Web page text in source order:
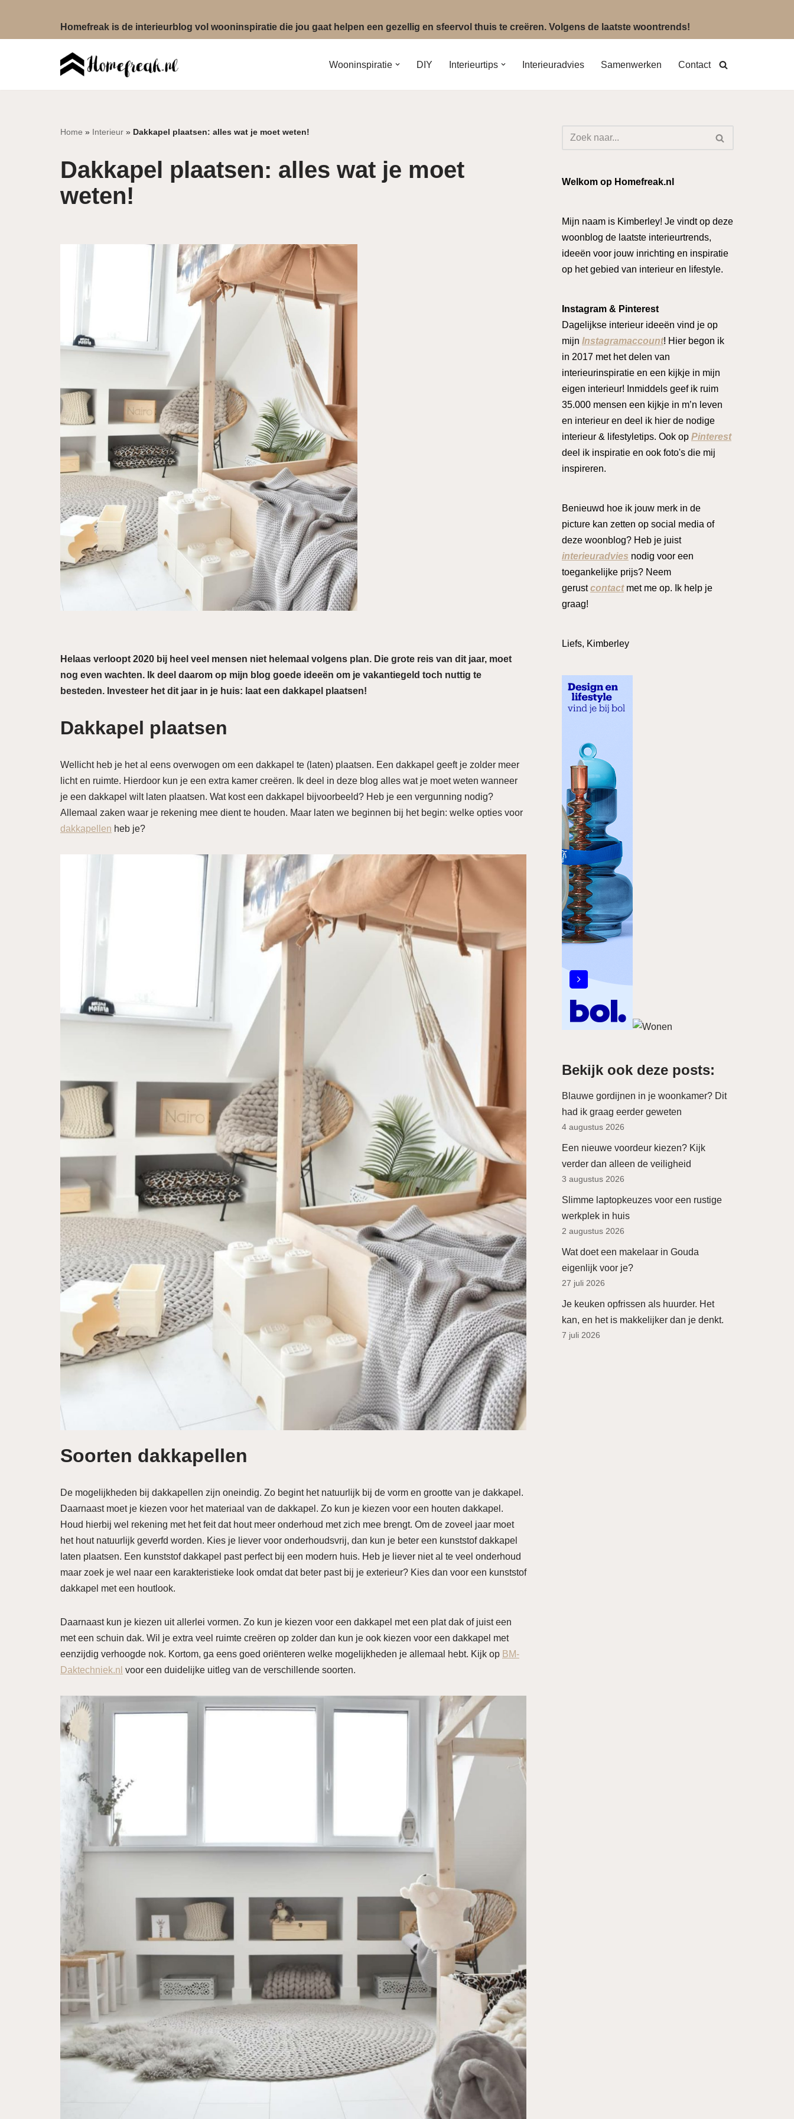
Homefreak is de interieurblog vol wooninspiratie die jou gaat helpen een gezellig en sfeervol thuis te creëren. Volgens de laatste woontrends!
Wooninspiratie DIY Interieurtips Interieuradvies Samenwerken Contact
Home » Interieur » Dakkapel plaatsen: alles wat je moet weten!
Dakkapel plaatsen: alles wat je moet
weten!
Helaas verloopt 2020 bij heel veel mensen niet helemaal volgens plan. Die grote reis van dit jaar, moet
nog even wachten. Ik deel daarom op mijn blog goede ideeën om je vakantiegeld toch nuttig te
besteden. Investeer het dit jaar in je huis: laat een dakkapel plaatsen!
Dakkapel plaatsen
Wellicht heb je het al eens overwogen om een dakkapel te (laten) plaatsen. Een dakkapel geeft je zolder meer
licht en ruimte. Hierdoor kun je een extra kamer creëren. Ik deel in deze blog alles wat je moet weten wanneer
je een dakkapel wilt laten plaatsen. Wat kost een dakkapel bijvoorbeeld? Heb je een vergunning nodig?
Allemaal zaken waar je rekening mee dient te houden. Maar laten we beginnen bij het begin: welke opties voor
dakkapellen heb je?
Soorten dakkapellen
De mogelijkheden bij dakkapellen zijn oneindig. Zo begint het natuurlijk bij de vorm en grootte van je dakkapel.
Daarnaast moet je kiezen voor het materiaal van de dakkapel. Zo kun je kiezen voor een houten dakkapel.
Houd hierbij wel rekening met het feit dat hout meer onderhoud met zich mee brengt. Om de zoveel jaar moet
het hout natuurlijk geverfd worden. Kies je liever voor onderhoudsvrij, dan kun je beter een kunststof dakkapel
laten plaatsen. Een kunststof dakkapel past perfect bij een modern huis. Heb je liever niet al te veel onderhoud
maar zoek je wel naar een karakteristieke look omdat dat beter past bij je exterieur? Kies dan voor een kunststof
dakkapel met een houtlook.
Daarnaast kun je kiezen uit allerlei vormen. Zo kun je kiezen voor een dakkapel met een plat dak of juist een
met een schuin dak. Wil je extra veel ruimte creëren op zolder dan kun je ook kiezen voor een dakkapel met
eenzijdig verhoogde nok. Kortom, ga eens goed oriënteren welke mogelijkheden je allemaal hebt. Kijk op BM-
Daktechniek.nl voor een duidelijke uitleg van de verschillende soorten.
Welkom op Homefreak.nl
Mijn naam is Kimberley! Je vindt op deze
woonblog de laatste interieurtrends,
ideeën voor jouw inrichting en inspiratie
op het gebied van interieur en lifestyle.
Instagram & Pinterest
Dagelijkse interieur ideeën vind je op
mijn Instagramaccount! Hier begon ik
in 2017 met het delen van
interieurinspiratie en een kijkje in mijn
eigen interieur! Inmiddels geef ik ruim
35.000 mensen een kijkje in m’n leven
en interieur en deel ik hier de nodige
interieur & lifestyletips. Ook op Pinterest
deel ik inspiratie en ook foto's die mij
inspireren.
Benieuwd hoe ik jouw merk in de
picture kan zetten op social media of
deze woonblog? Heb je juist
interieuradvies nodig voor een
toegankelijke prijs? Neem
gerustcontactmet me op. Ik help je
graag!
Liefs, Kimberley
Bekijk ook deze posts:
Blauwe gordijnen in je woonkamer? Dit
had ik graag eerder geweten
4 augustus 2026
Een nieuwe voordeur kiezen? Kijk
verder dan alleen de veiligheid
3 augustus 2026
Slimme laptopkeuzes voor een rustige
werkplek in huis
2 augustus 2026
Wat doet een makelaar in Gouda
eigenlijk voor je?
27 juli 2026
Je keuken opfrissen als huurder. Het
kan, en het is makkelijker dan je denkt.
7 juli 2026